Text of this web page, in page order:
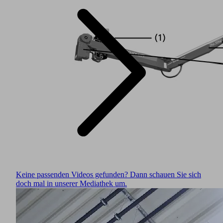
Keine passenden Videos gefunden? Dann schauen Sie sich
doch mal in unserer Mediathek um.